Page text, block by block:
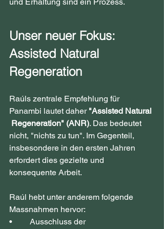
Unser neuer Fokus:
Assisted Natural
Regeneration
Raúls zentrale Empfehlung für
Panambi lautet daher "Assisted Natural
Regeneration" (ANR). Das bedeutet
nicht, "nichts zu tun". Im Gegenteil,
insbesondere in den ersten Jahren
erfordert dies gezielte und
konsequente Arbeit.
Raúl hebt unter anderem folgende
Massnahmen hervor:
•	Ausschluss der